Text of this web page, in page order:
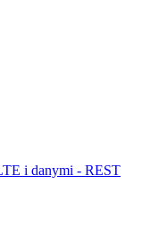
i danymi - REST